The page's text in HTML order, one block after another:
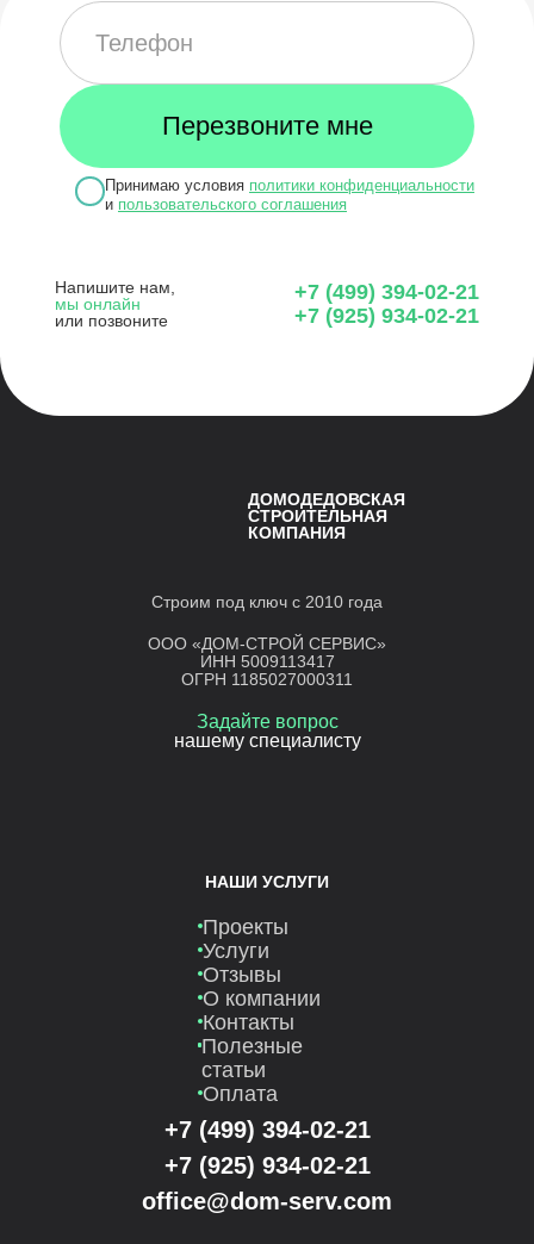
Принимаю условия политики конфиденциальности
и пользовательского соглашения
Напишите нам,
мы онлайн
или позвоните
+7 (499) 394-02-21
+7 (925) 934-02-21
ДОМОДЕДОВСКАЯ
СТРОИТЕЛЬНАЯ
КОМПАНИЯ
Строим под ключ с 2010 года
ООО «ДОМ-СТРОЙ СЕРВИС»
ИНН 5009113417
ОГРН 1185027000311
Задайте вопрос
нашему специалисту
НАШИ УСЛУГИ
Проекты
Услуги
Отзывы
О компании
Контакты
Полезные
статьи
Оплата
+7 (499) 394-02-21
+7 (925) 934-02-21
office@dom-serv.com